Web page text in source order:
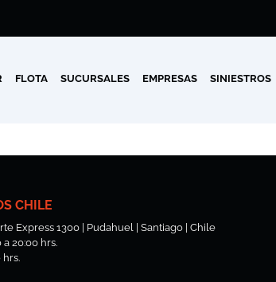
FLOTA SUCURSALES EMPRESAS SINIESTROS
CHILE
Express 1300 | Pudahuel | Santiago | Chile
20:00 hrs.
hrs.